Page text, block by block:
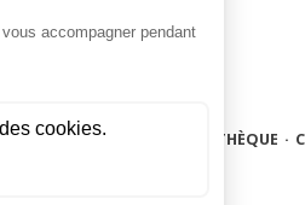
LA CINÉMATHÈQUE ·